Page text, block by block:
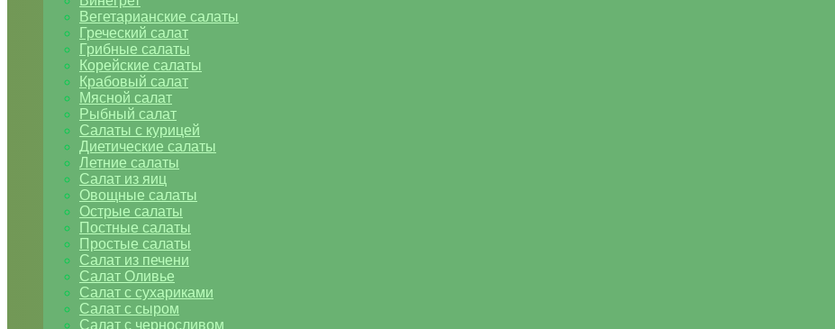
Вегетарианские салаты
Греческий салат
Грибные салаты
Корейские салаты
Крабовый салат
Мясной салат
Рыбный салат
Салаты с курицей
Диетические салаты
Летние салаты
Салат из яиц
Овощные салаты
Острые салаты
Постные салаты
Простые салаты
Салат из печени
Салат Оливье
Салат с сухариками
Салат с сыром
Салат с черносливом